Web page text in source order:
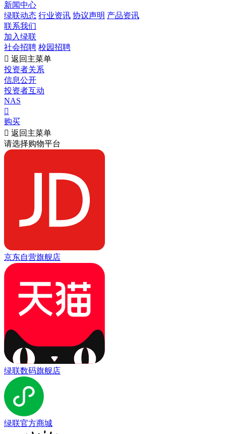
新闻中心
绿联动态 行业资讯 协议声明 产品资讯
联系我们
加入绿联
社会招聘 校园招聘
 返回主菜单
投资者关系
信息公开
投资者互动
NAS

购买
 返回主菜单
请选择购物平台
京东自营旗舰店
绿联数码旗舰店
绿联官方商城